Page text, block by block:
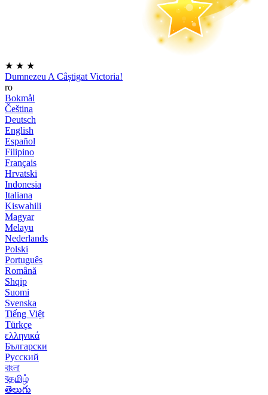
★ ★ ★
Dumnezeu A Câștigat Victoria!
ro
Bokmål
Čeština
Deutsch
English
Español
Filipino
Français
Hrvatski
Indonesia
Italiana
Kiswahili
Magyar
Melayu
Nederlands
Polski
Português
Română
Shqip
Suomi
Svenska
Tiếng Việt
Türkçe
ελληνικά
Български
Русский
বাংলা
বதமிழ்
తెలుగు